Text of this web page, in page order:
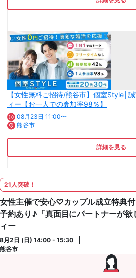
【女性無料ご招待/熊谷市】個室Style│
ィー【お一人での参加率98％】
08月23日 11:00〜
熊谷市
詳細を見る
21人突破！
女性主催で安心♡カップル成立特典
予約あり♪「真面目にパートナーが
ィー
8月2日 (日) 14:00 - 15:30
熊谷市